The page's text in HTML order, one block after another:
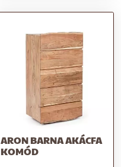
ARON BARNA AKÁCFA
KOMÓD